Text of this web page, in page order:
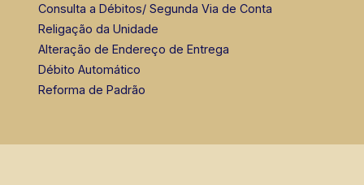
Consulta a Débitos/ Segunda Via de Conta
Religação da Unidade
Alteração de Endereço de Entrega
Débito Automático
Reforma de Padrão